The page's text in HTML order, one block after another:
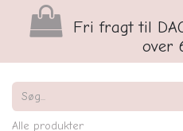
Fri fragt til
over
Alle produkter